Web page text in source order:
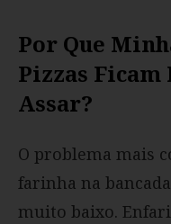
Por Que
Pizzas Ficam
Assar?
O problema mais
farinha na
muito baixo.